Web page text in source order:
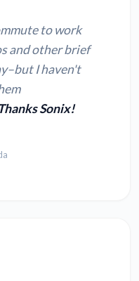
to work
and other brief
I haven't
Thanks Sonix!